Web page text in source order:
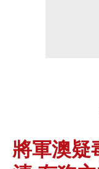
將軍澳疑